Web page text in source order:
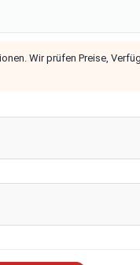
Wir prüfen Preise,